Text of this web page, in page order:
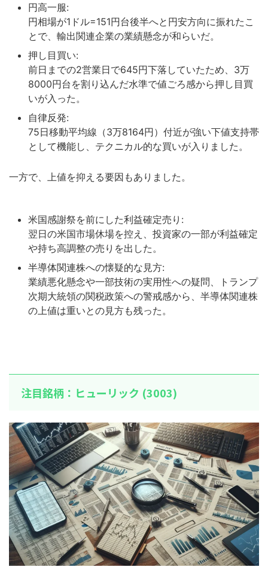
円高一服:
円相場が1ドル=151円台後半へと円安方向に振れたこ
とで、輸出関連企業の業績懸念が和らいだ。
押し目買い:
前日までの2営業日で645円下落していたため、3万
8000円台を割り込んだ水準で値ごろ感から押し目買
いが入った。
自律反発:
75日移動平均線（3万8164円）付近が強い下値支持帯
として機能し、テクニカル的な買いが入りました。
一方で、上値を抑える要因もありました。
米国感謝祭を前にした利益確定売り:
翌日の米国市場休場を控え、投資家の一部が利益確定
や持ち高調整の売りを出した。
半導体関連株への懐疑的な見方:
業績悪化懸念や一部技術の実用性への疑問、トランプ
次期大統領の関税政策への警戒感から、半導体関連株
の上値は重いとの見方も残った。
注目銘柄：ヒューリック (3003)